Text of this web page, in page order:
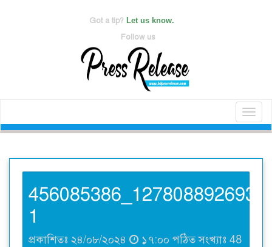
Got a tip? Let us know.
Follow us
1
প্রকাশিতঃ ২৪/০৮/২০২৪ ১৭:০০ পঠিত সংখ্যাঃ 48